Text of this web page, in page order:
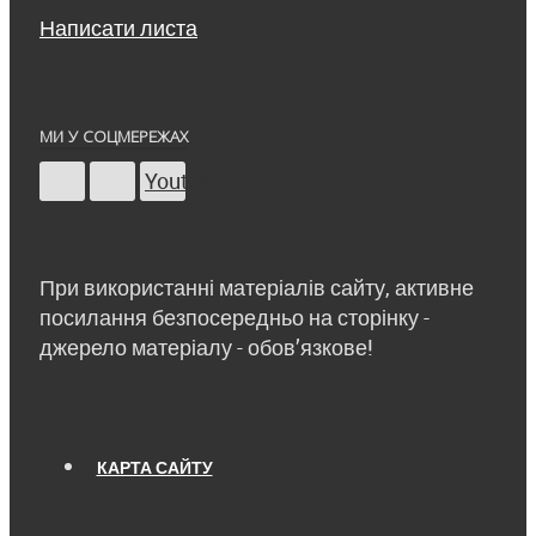
Написати листа
МИ У СОЦМЕРЕЖАХ
Youtube
При використанні матеріалів сайту, активне
посилання безпосередньо на сторінку -
джерело матеріалу - обов’язкове!
КАРТА САЙТУ